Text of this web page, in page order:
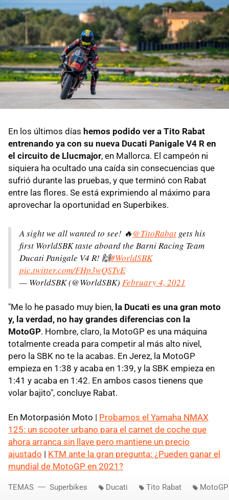
En los últimos días hemos podido ver a Tito Rabat
entrenando ya con su nueva Ducati Panigale V4 R en
el circuito de Llucmajor, en Mallorca. El campeón ni
siquiera ha ocultado una caída sin consecuencias que
sufrió durante las pruebas, y que terminó con Rabat
entre las flores. Se está exprimiendo al máximo para
aprovechar la oportunidad en Superbikes.
A sight we all wanted to see! 🔥@TitoRabat gets his
first WorldSBK taste aboard the Barni Racing Team
Ducati Panigale V4 R! 🙌#WorldSBK
pic.twitter.com/FHp3wQSTvE
— WorldSBK (@WorldSBK) February 4, 2021
"Me lo he pasado muy bien, la Ducati es una gran moto
y, la verdad, no hay grandes diferencias con la
MotoGP. Hombre, claro, la MotoGP es una máquina
totalmente creada para competir al más alto nivel,
pero la SBK no te la acabas. En Jerez, la MotoGP
empieza en 1:38 y acaba en 1:39, y la SBK empieza en
1:41 y acaba en 1:42. En ambos casos tienens que
volar bajito", concluye Rabat.
En Motorpasión Moto | Probamos el Yamaha NMAX
125: un scooter urbano para el carnet de coche que
ahora arranca sin llave pero mantiene un precio
ajustado | KTM ante la gran pregunta: ¿Pueden ganar el
mundial de MotoGP en 2021?
TEMAS Superbikes Ducati Tito Rabat MotoGP